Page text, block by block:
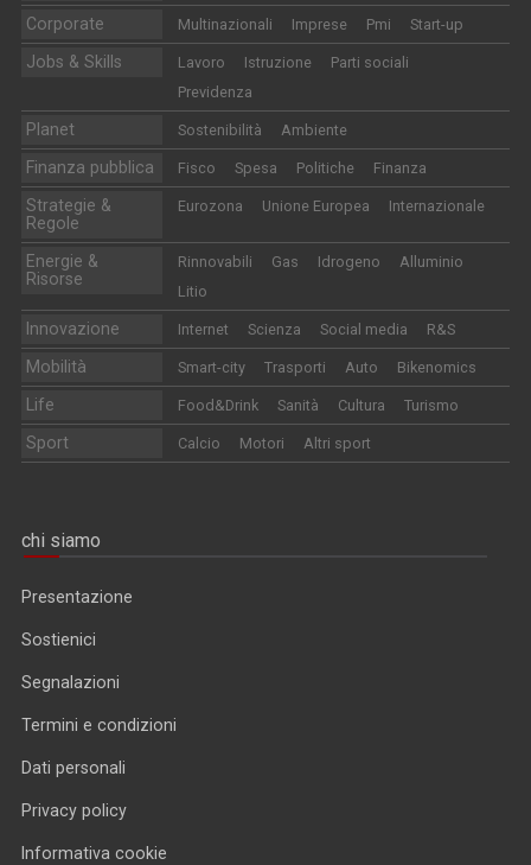
Corporate Multinazionali Imprese Pmi Start-up
Jobs & Skills Lavoro Istruzione
Parti sociali
Previdenza
Planet Sostenibilità Ambiente
Finanza pubblica Fisco Spesa Politiche Finanza
Strategie &
Regole
Eurozona Unione Europea Internazionale
Energie &
Risorse
Rinnovabili Gas Idrogeno
Alluminio
Litio
Innovazione Internet Scienza Social media R&S
Mobilità Smart-city Trasporti Auto Bikenomics
Life Food&Drink Sanità Cultura Turismo
Sport Calcio Motori Altri sport
chi siamo
Presentazione
Sostienici
Segnalazioni
Termini e condizioni
Dati personali
Privacy policy
Informativa cookie